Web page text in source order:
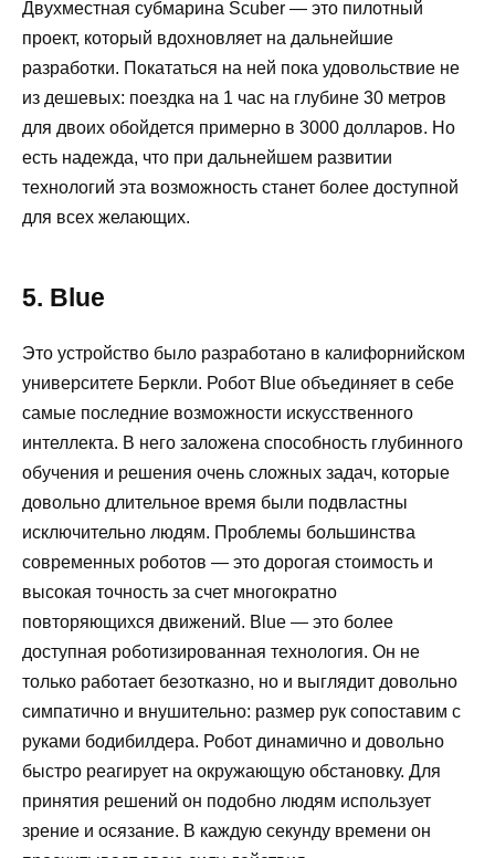
Двухместная субмарина Scuber — это пилотный
проект, который вдохновляет на дальнейшие
разработки. Покататься на ней пока удовольствие не
из дешевых: поездка на 1 час на глубине 30 метров
для двоих обойдется примерно в 3000 долларов. Но
есть надежда, что при дальнейшем развитии
технологий эта возможность станет более доступной
для всех желающих.
5. Blue
Это устройство было разработано в калифорнийском
университете Беркли. Робот Blue объединяет в себе
самые последние возможности искусственного
интеллекта. В него заложена способность глубинного
обучения и решения очень сложных задач, которые
довольно длительное время были подвластны
исключительно людям. Проблемы большинства
современных роботов — это дорогая стоимость и
высокая точность за счет многократно
повторяющихся движений. Blue — это более
доступная роботизированная технология. Он не
только работает безотказно, но и выглядит довольно
симпатично и внушительно: размер рук сопоставим с
руками бодибилдера. Робот динамично и довольно
быстро реагирует на окружающую обстановку. Для
принятия решений он подобно людям использует
зрение и осязание. В каждую секунду времени он